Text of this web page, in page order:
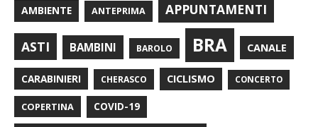
AMBIENTE ANTEPRIMA APPUNTAMENTI
ASTI BAMBINI BAROLO BRA CANALE
CARABINIERI CHERASCO CICLISMO CONCERTO
COPERTINA COVID-19